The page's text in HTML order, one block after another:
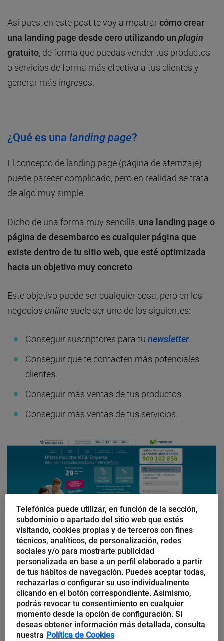
Así pues, en este post te voy a mostrarcómo crear
una landing page desde cero utilizando un plugin
gratuito, de forma que puedas vender tus productos
o servicios de forma más efectiva a tus clientes y
generar más ingresos.
¿Qué es una landing page?
El concepto de landing page (página de aterrizaje)
puede parecer complicado, pero en realidad se trata
de algo muy simple.
Dicho de una forma muy sencilla, una landing page o
página de desembarco es cualquier página que
existe dentro de tu sitio web, que esté optimizada
hacia un objetivo muy concreto
Este objetivo puede ser cualquier cosa, pero en los
negocios online suele ser uno de los siguientes:
Conseguir suscriptores para tu newsletter.
Conseguir que te contacten más potenciales
clientes.
Conseguir más ventas de tus productos.
Conseguir más ventas de tus servicios.
La razón por la que laslanding pagesson tan
efectivas es porque todo su diseño está pensado
Telefónica puede utilizar, en función de la sección,
subdominio o apartado del sitio web que estés
visitando, cookies propias y de terceros con fines
técnicos, analíticos, de personalización, redes
sociales y/o para mostrarte publicidad
personalizada en base a un perfil elaborado a partir
de tus hábitos de navegación. Puedes aceptar todas,
rechazarlas o configurar su uso individualmente
clicando en el botón correspondiente. Asimismo,
podrás revocar tu consentimiento en cualquier
momento desde la opción de configuración. Si
deseas obtener información más detallada, consulta
nuestra Política de Cookies